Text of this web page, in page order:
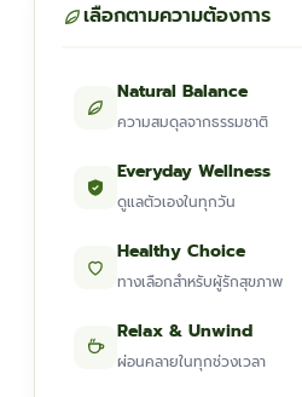
เลือกตามความต้องการ
Natural Balance
ความสมดุลจากธรรมชาติ
Everyday Wellness
ดูแลตัวเองในทุกวัน
Healthy Choice
ทางเลือกสำหรับผู้รักสุขภาพ
Relax & Unwind
ผ่อนคลายในทุกช่วงเวลา